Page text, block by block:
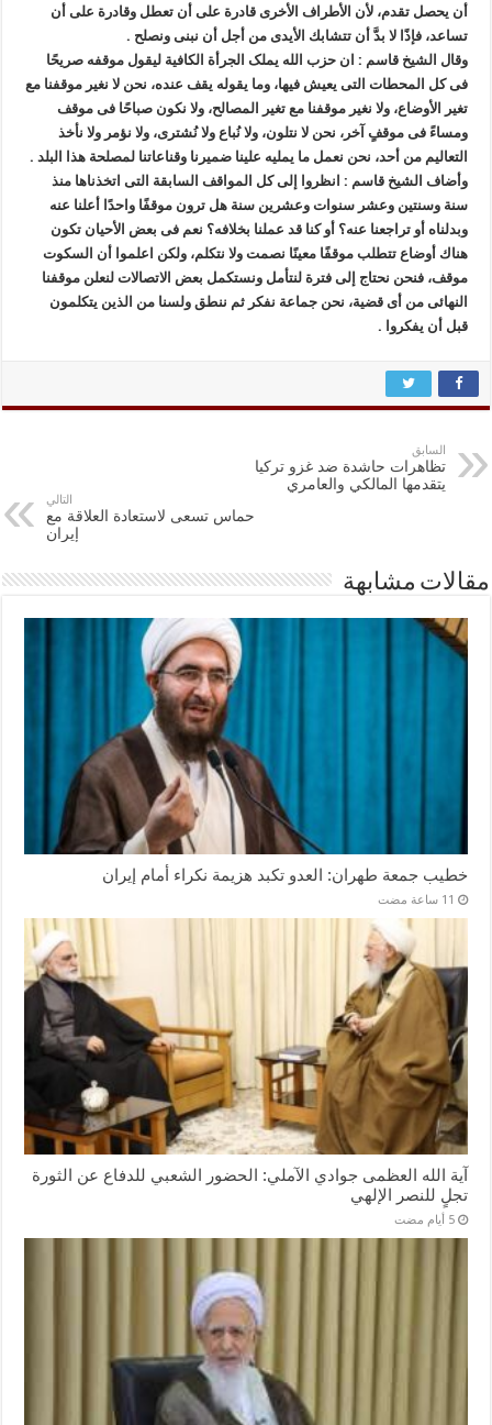
أن یحصل تقدم، لأن الأطراف الأخری قادرة علی أن تعطل وقادرة علی أن
تساعد، فإذًا لا بدَّ أن تتشابك الأیدی من أجل أن نبنی ونصلح .
وقال الشیخ قاسم : ان حزب الله یملک الجرأة الکافیة لیقول موقفه صریحًا
فی کل المحطات التی یعیش فیها، وما یقوله یقف عنده، نحن لا نغیر موقفنا مع
تغیر الأوضاع، ولا نغیر موقفنا مع تغیر المصالح، ولا نکون صباحًا فی موقف
ومساءً فی موقفٍ آخر، نحن لا نتلون، ولا نُباع ولا نُشتری، ولا نؤمر ولا نأخذ
التعالیم من أحد، نحن نعمل ما یملیه علینا ضمیرنا وقناعاتنا لمصلحة هذا البلد .
وأضاف الشیخ قاسم : انظروا إلی کل المواقف السابقة التی اتخذناها منذ
سنة وسنتین وعشر سنوات وعشرین سنة هل ترون موقفًا واحدًا أعلنا عنه
وبدلناه أو تراجعنا عنه؟ أو کنا قد عملنا بخلافه؟ نعم فی بعض الأحیان تکون
هناك أوضاع تتطلب موقفًا معینًا نصمت ولا نتکلم، ولکن اعلموا أن السکوت
موقف، فنحن نحتاج إلی فترة لنتأمل ونستکمل بعض الاتصالات لنعلن موقفنا
النهائی من أی قضیة، نحن جماعة نفکر ثم ننطق ولسنا من الذین یتکلمون
قبل أن یفکروا .
السابق
تظاهرات حاشدة ضد غزو تركيا
يتقدمها المالكي والعامري
التالي
حماس تسعى لاستعادة العلاقة مع
إيران
مقالات مشابهة
خطيب جمعة طهران: العدو تكبد هزيمة نكراء أمام إيران
آية الله العظمى جوادي الآملي: الحضور الشعبي للدفاع عن الثورة
تجلٍ للنصر الإلهي
‏5 أيام مضت